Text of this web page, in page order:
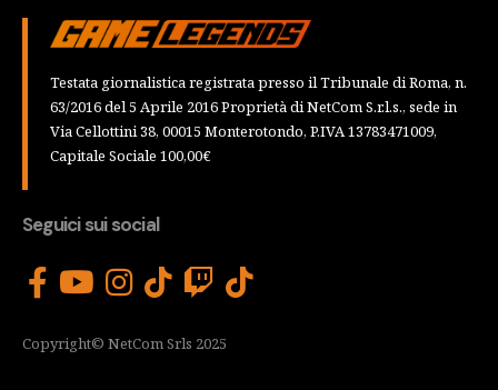
Testata giornalistica registrata presso il Tribunale di Roma, n.
63/2016 del 5 Aprile 2016 Proprietà di NetCom S.r.l.s., sede in
Via Cellottini 38, 00015 Monterotondo, P.IVA 13783471009,
Capitale Sociale 100,00€
Seguici sui social
Copyright© NetCom Srls 2025